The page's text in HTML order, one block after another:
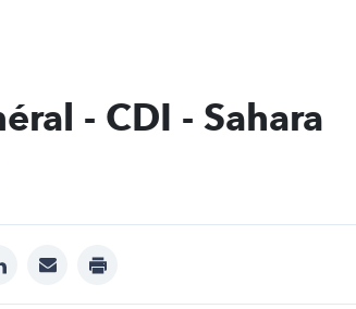
- CDI - Sahara
linkedinmail print